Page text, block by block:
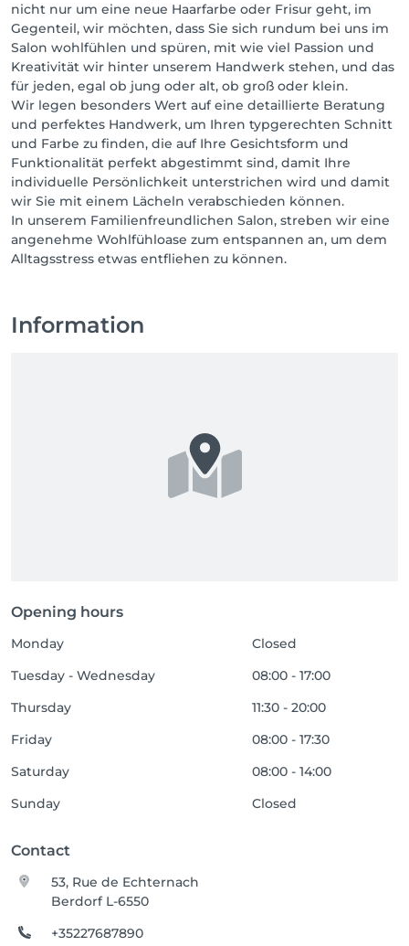
nicht nur um eine neue Haarfarbe oder Frisur geht, im
Gegenteil, wir möchten, dass Sie sich rundum bei uns im
Salon wohlfühlen und spüren, mit wie viel Passion und
Kreativität wir hinter unserem Handwerk stehen, und das
für jeden, egal ob jung oder alt, ob groß oder klein.
Wir legen besonders Wert auf eine detaillierte Beratung
und perfektes Handwerk, um Ihren typgerechten Schnitt
und Farbe zu finden, die auf Ihre Gesichtsform und
Funktionalität perfekt abgestimmt sind, damit Ihre
individuelle Persönlichkeit unterstrichen wird und damit
wir Sie mit einem Lächeln verabschieden können.
In unserem Familienfreundlichen Salon, streben wir eine
angenehme Wohlfühloase zum entspannen an, um dem
Alltagsstress etwas entfliehen zu können.
Information
Opening hours
Monday
Closed
Tuesday - Wednesday
08:00 - 17:00
Thursday
11:30 - 20:00
Friday
08:00 - 17:30
Saturday
08:00 - 14:00
Sunday
Closed
Contact
53, Rue de Echternach
Berdorf L-6550
+35227687890